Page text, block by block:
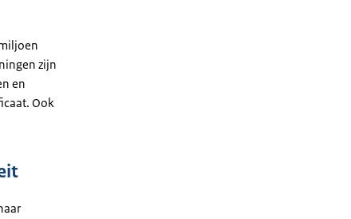
zijn
en
Ook